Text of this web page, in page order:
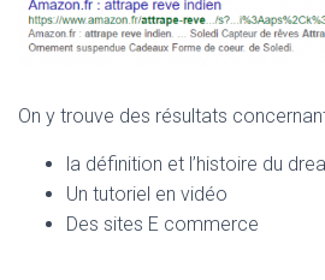
On y trouve des résultats
la définition et l’histoire du
Un tutoriel en vidéo
Des sites E commerce